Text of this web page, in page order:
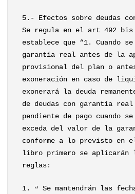
5.- Efectos sobre deudas
Se regula en el art 492 bis
establece que “1. Cuando
garantía real antes de la
provisional del plan o
exoneración en caso de
exonerará la deuda
de deudas con garantía
pendiente de pago cuando
exceda del valor de la
conforme a lo previsto en
libro primero se aplicarán
reglas:
1. ª Se mantendrán las